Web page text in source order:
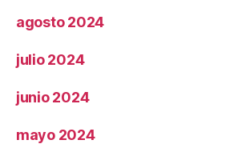
agosto 2024
julio 2024
junio 2024
mayo 2024